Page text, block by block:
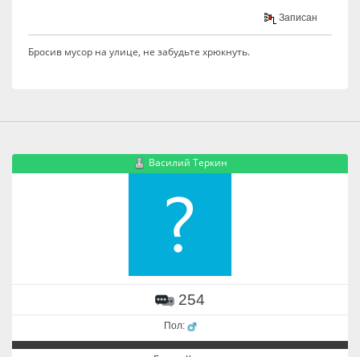
Записан
Бросив мусор на улице, не забудьте хрюкнуть.
Василий Теркин
254
Пол: